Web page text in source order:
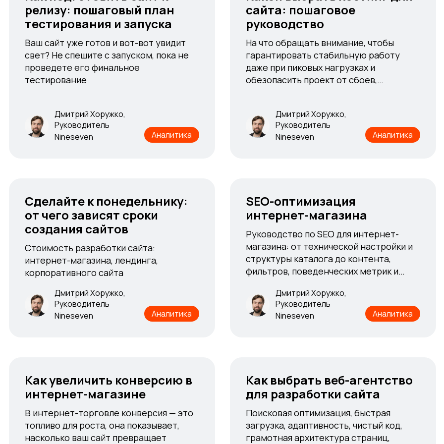
релизу: пошаговый план
тестирования и запуска
Ваш сайт уже готов и вот-вот увидит
свет? Не спешите с запуском, пока не
проведете его финальное
тестирование
Дмитрий Хоружко,
Руководитель
Nineseven
Аналитика
релизу: пошаговый план
тестирования и запуска
Ваш сайт уже готов и вот-вот увидит
свет? Не спешите с запуском, пока не
проведете его финальное
тестирование
Руководитель
Nineseven
сайта: пошаговое
руководство
На что обращать внимание, чтобы
гарантировать стабильную работу
даже при пиковых нагрузках и
обезопасить проект от сбоев,
Дмитрий Хоружко,
Руководитель
Nineseven
Аналитика
сайта: пошаговое
руководство
На что обращать внимание, чтобы
гарантировать стабильную работу
даже при пиковых нагрузках и
обезопасить проект от сбоев,
Дмитрий Хоружко,
Руководитель
Nineseven
Аналитика
Сделайте к понедельнику:
от чего зависят сроки
создания сайтов
Стоимость разработки сайта:
интернет-магазина, лендинга,
корпоративного сайта
Дмитрий Хоружко,
Руководитель
Nineseven
Аналитика
Сделайте к понедельнику:
от чего зависят сроки
создания сайтов
Стоимость разработки сайта:
интернет-магазина, лендинга,
корпоративного сайта
Дмитрий Хоружко,
Руководитель
Nineseven
Аналитика
SEO-оптимизация
интернет-магазина
Руководство по SEO для интернет-
магазина: от технической настройки и
структуры каталога до контента,
фильтров, поведенческих метрик и
стабильный органический трафик,
избежать типовых ошибок и выстроить
системную поддержку SEO после
Дмитрий Хоружко,
Руководитель
Nineseven
Аналитика
SEO-оптимизация
интернет-магазина
Руководство по SEO для интернет-
магазина: от технической настройки и
структуры каталога до контента,
фильтров, поведенческих метрик и
стабильный органический трафик,
избежать типовых ошибок и выстроить
системную поддержку SEO после
Nineseven
Как увеличить конверсию в
интернет-магазине
В интернет-торговле конверсия — это
топливо для роста, она показывает,
насколько ваш сайт превращает
Как увеличить конверсию в
интернет-магазине
В интернет-торговле конверсия — это
топливо для роста, она показывает,
насколько ваш сайт превращает
Как выбрать веб-агентство
для разработки сайта
Поисковая оптимизация, быстрая
загрузка, адаптивность, чистый код,
грамотная архитектура страниц,
Как выбрать веб-агентство
для разработки сайта
Поисковая оптимизация, быстрая
загрузка, адаптивность, чистый код,
грамотная архитектура страниц,